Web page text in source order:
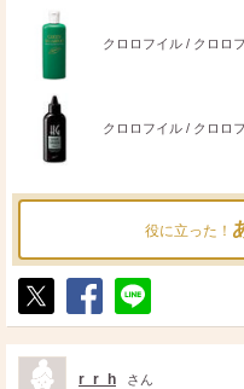
クロロフイル / クロロ
クロロフイル / クロロ
役に立った！
ポ
ス
ト
シ
ェ
送
る
r_r_h さん